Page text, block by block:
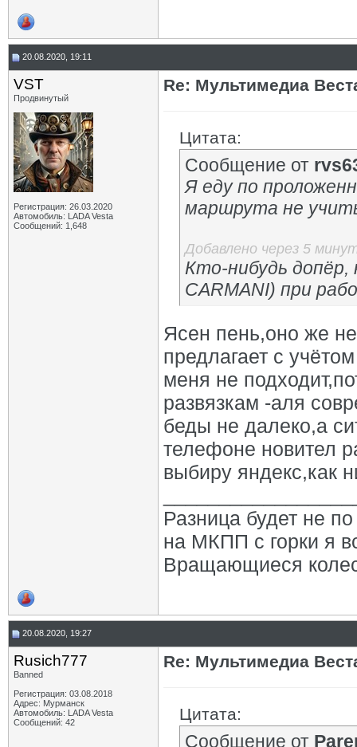
20.08.2020, 19:11
VST
Продвинутый
Регистрация: 26.03.2020
Автомобиль: LADA Vesta
Сообщений: 1,648
Re: Мультимедиа
Цитата:
Сообщение от
Я еду по
маршрута не
Добавлено через 5
Кто-нибудь допёр,
CARMANI) при
Ясен пень,оно же
предлагает с
меня не
развязкам -аля
беды не далеко,а
телефоне новител
выбиру яндекс,как
Разница будет не
на МКПП с горки я
Вращающиеся
20.08.2020, 19:27
Rusich777
Banned
Регистрация: 03.08.2018
Адрес: Мурманск
Автомобиль: LADA Vesta
Сообщений: 42
Re: Мультимедиа
Цитата:
Сообщение от